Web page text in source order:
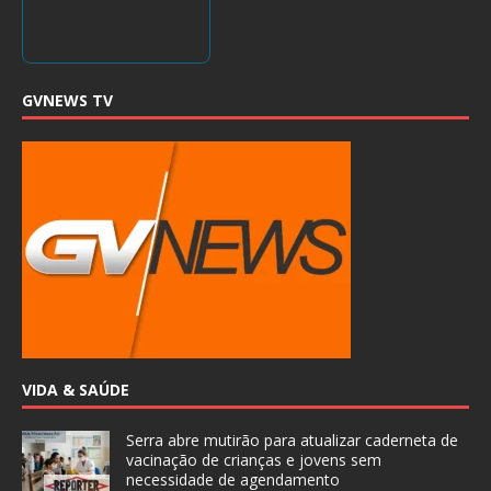
GVNEWS TV
VIDA & SAÚDE
Serra abre mutirão para atualizar caderneta de
vacinação de crianças e jovens sem
necessidade de agendamento